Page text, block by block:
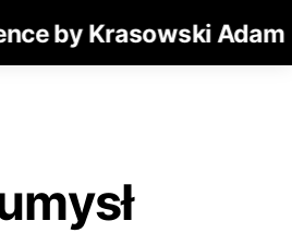
by Krasowski Adam